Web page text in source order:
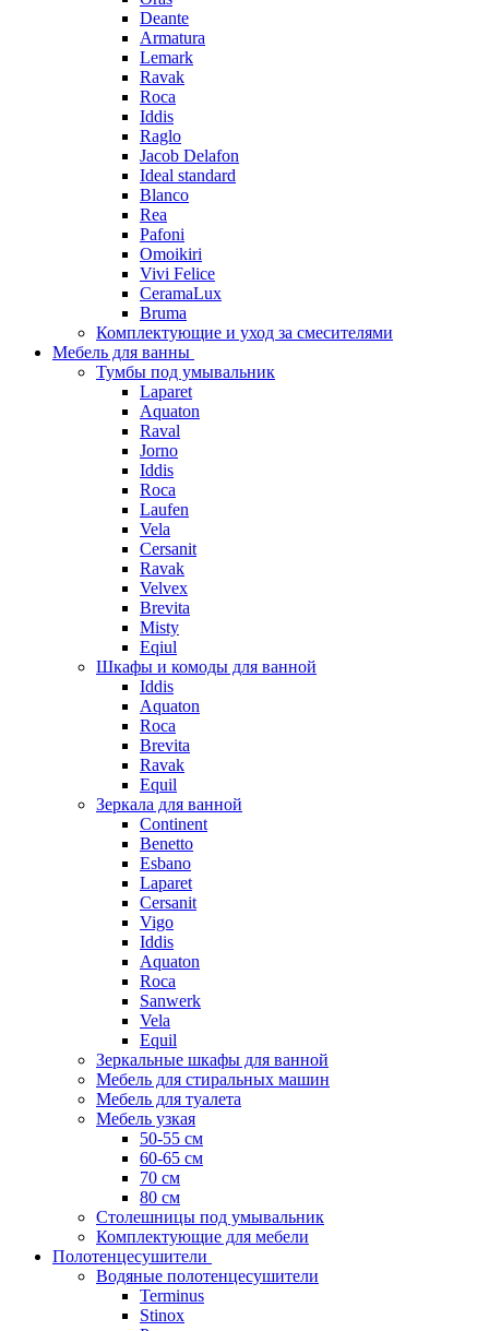
Deante
Armatura
Lemark
Ravak
Roca
Iddis
Raglo
Jacob Delafon
Ideal standard
Blanco
Rea
Pafoni
Omoikiri
Vivi Felice
CeramaLux
Bruma
Комплектующие и уход за смесителями
Мебель для ванны
Тумбы под умывальник
Laparet
Aquaton
Raval
Jorno
Iddis
Roca
Laufen
Vela
Cersanit
Ravak
Velvex
Brevita
Misty
Eqiul
Шкафы и комоды для ванной
Iddis
Aquaton
Roca
Brevita
Ravak
Equil
Зеркала для ванной
Continent
Benetto
Esbano
Laparet
Cersanit
Vigo
Iddis
Aquaton
Roca
Sanwerk
Vela
Equil
Зеркальные шкафы для ванной
Мебель для стиральных машин
Мебель для туалета
Мебель узкая
50-55 см
60-65 см
70 см
80 см
Столешницы под умывальник
Комплектующие для мебели
Полотенцесушители
Водяные полотенцесушители
Terminus
Stinox